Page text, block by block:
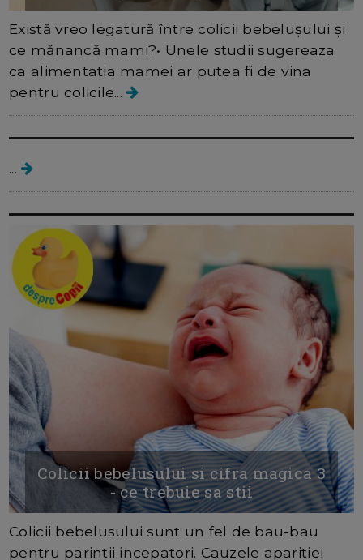
Există vreo legatură între colicii bebelușului și
ce mănancă mami?• Unele studii sugereaza
ca alimentatia mamei ar putea fi de vina
pentru colicile...
...
Colicii bebelusului si cifra magica 3
- ce trebuie sa stii
Colicii bebelusului sunt un fel de bau-bau
pentru parintii incepatori. Cauzele aparitiei